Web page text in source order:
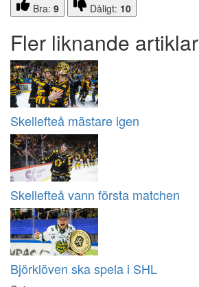
Bra: 9 Dåligt: 10
Fler liknande artiklar
Skellefteå mästare igen
Skellefteå vann första matchen
Björklöven ska spela i SHL